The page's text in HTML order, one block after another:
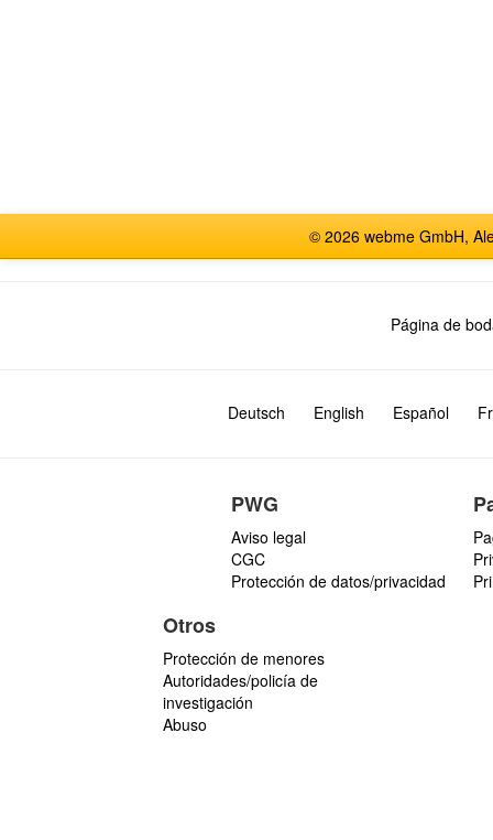
© 2026 webme GmbH,
Página de
Deutsch English Español
PWG
Aviso legal
CGC
Protección de datos/privacidad
Otros
Protección de menores
Autoridades/policía de
investigación
Abuso